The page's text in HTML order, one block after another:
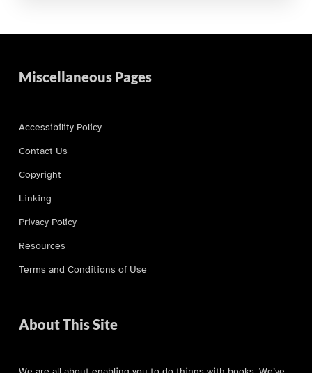
Miscellaneous Pages
Accessibility Policy
Contact Us
Copyright
Linking
Privacy Policy
Resources
Terms and Conditions of Use
About This Site